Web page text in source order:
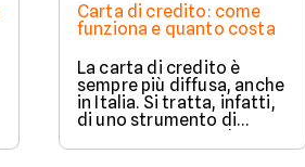
Carta di credito: come
funziona e quanto costa
La carta di credito è
sempre più diffusa, anche
in Italia. Si tratta, infatti,
di uno strumento di
pagamento comodo e
versatile. Vediamo quindi